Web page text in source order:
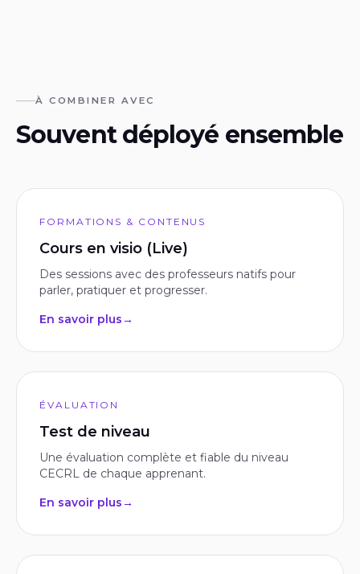
À COMBINER AVEC
Souvent déployé ensemble
FORMATIONS & CONTENUS
Cours en visio (Live)
Des sessions avec des professeurs natifs pour
parler, pratiquer et progresser.
En savoir plus→
ÉVALUATION
Test de niveau
Une évaluation complète et fiable du niveau
CECRL de chaque apprenant.
En savoir plus→